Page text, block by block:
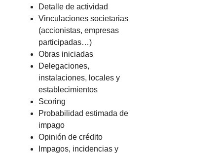
Detalle de actividad
Vinculaciones societarias
(accionistas, empresas
participadas…)
Obras iniciadas
Delegaciones,
instalaciones, locales y
establecimientos
Scoring
Probabilidad estimada de
impago
Opinión de crédito
Impagos, incidencias y